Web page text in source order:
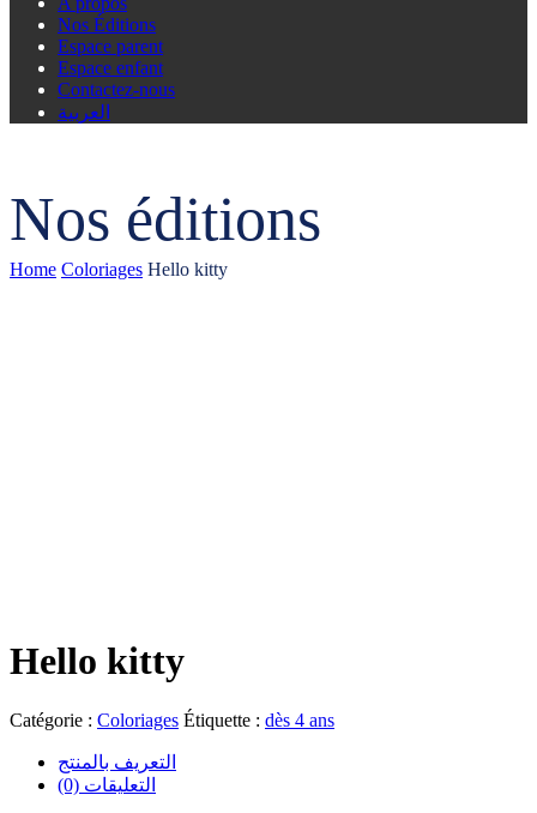
Nos Éditions
Espace parent
Espace enfant
Contactez-nous
العربية
Nos éditions
Home Coloriages Hello kitty
Hello kitty
Catégorie : Coloriages Étiquette : dès 4 ans
التعريف بالمنتج
(0) التعليقات